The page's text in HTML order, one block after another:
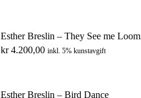
Esther Breslin – They See me
kr4.200,00 inkl. 5% kunstavgift
Esther Breslin – Bird Dance